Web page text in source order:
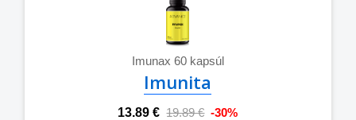
Imunax 60 kapsúl
Imunita
13.89 € 19.89 € -30%